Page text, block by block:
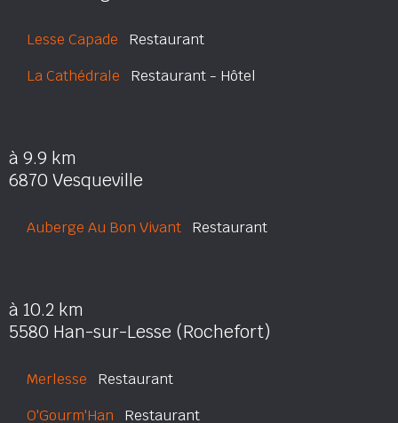
Lesse Capade Restaurant
La Cathédrale Restaurant - Hôtel
à 9.9 km
6870 Vesqueville
Auberge Au Bon Vivant Restaurant
à 10.2 km
5580 Han-sur-Lesse (Rochefort)
Merlesse Restaurant
O'Gourm'Han Restaurant